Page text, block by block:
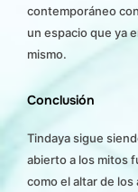
contemporáneo
un espacio que ya
mismo.
Conclusión
Tindaya sigue
abierto a los mitos
como el altar de